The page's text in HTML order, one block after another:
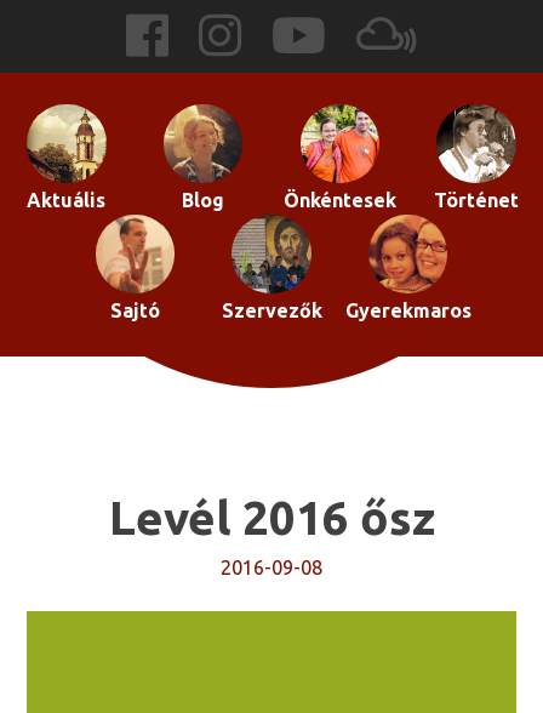
content
Aktuális Blog Önkéntesek Történet
Sajtó Szervezők Gyerekmaros
Levél 2016 ősz
2016-09-08